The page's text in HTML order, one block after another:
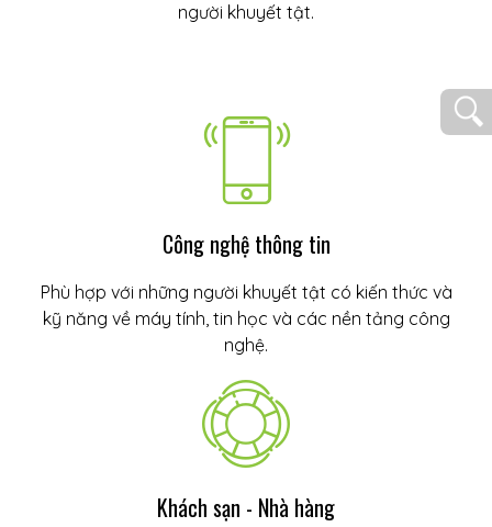
người khuyết tật.
Công nghệ thông tin
Phù hợp với những người khuyết tật có kiến thức và
kỹ năng về máy tính, tin học và các nền tảng công
nghệ.
Khách sạn - Nhà hàng